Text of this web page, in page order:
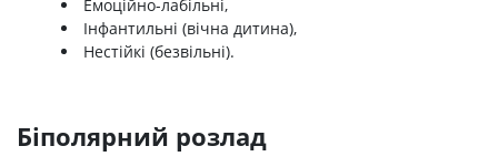
Емоційно-лабільні,
Інфантильні (вічна дитина),
Нестійкі (безвільні).
Біполярний розлад